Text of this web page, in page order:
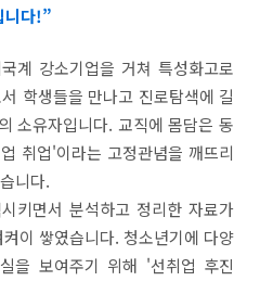
니다!”
계 강소기업을 거쳐 특성화고로
학생들을 만나고 진로탐색에 길
소유자입니다. 교직에 몸담은 동
취업'이라는 고정관념을 깨뜨리
니다.
키면서 분석하고 정리한 자료가
이 쌓였습니다. 청소년기에 다양
을 보여주기 위해 '선취업 후진